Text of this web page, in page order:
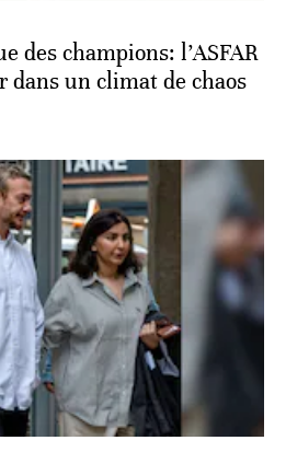
des champions: l’ASFAR
dans un climat de chaos